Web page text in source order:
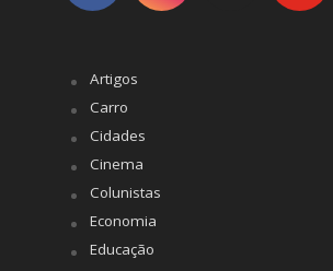
Artigos
Carro
Cidades
Cinema
Colunistas
Economia
Educação